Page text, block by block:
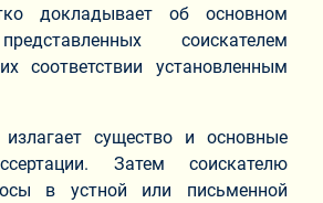
докладывает об основном
соискателем
соответствии установленным
существо и основные
Затем соискателю
в устной или письменной